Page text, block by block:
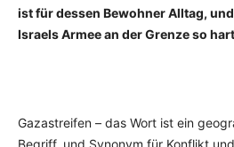
ist für dessen Bewohner Alltag,
Israels Armee an der Grenze so
Gazastreifen – das Wort ist ein
Begriff, und Synonym für Konflikt